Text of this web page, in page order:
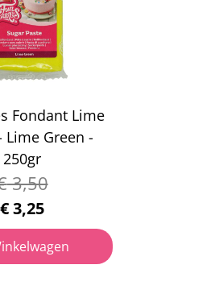
Fondant Lime
Lime Green -
250gr
3,50
€3,25